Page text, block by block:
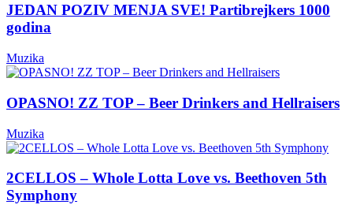
JEDAN POZIV MENJA SVE! Partibrejkers 1000
godina
Muzika
OPASNO! ZZ TOP – Beer Drinkers and Hellraisers
Muzika
2CELLOS – Whole Lotta Love vs. Beethoven 5th
Symphony